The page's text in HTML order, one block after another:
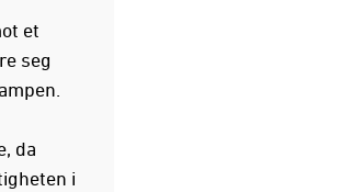
et
seg
da
i